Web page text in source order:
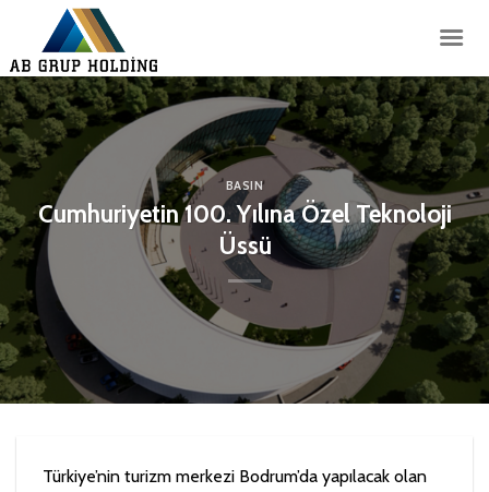
BASIN
Cumhuriyetin 100. Yılına Özel Teknoloji
Üssü
Türkiye’nin turizm merkezi Bodrum’da yapılacak olan